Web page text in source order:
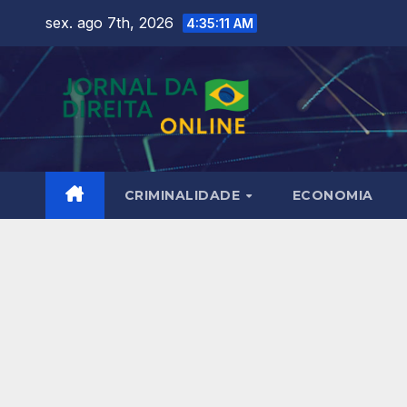
content
sex. ago 7th, 2026 4:35:12 AM
CRIMINALIDADE ECONOMIA